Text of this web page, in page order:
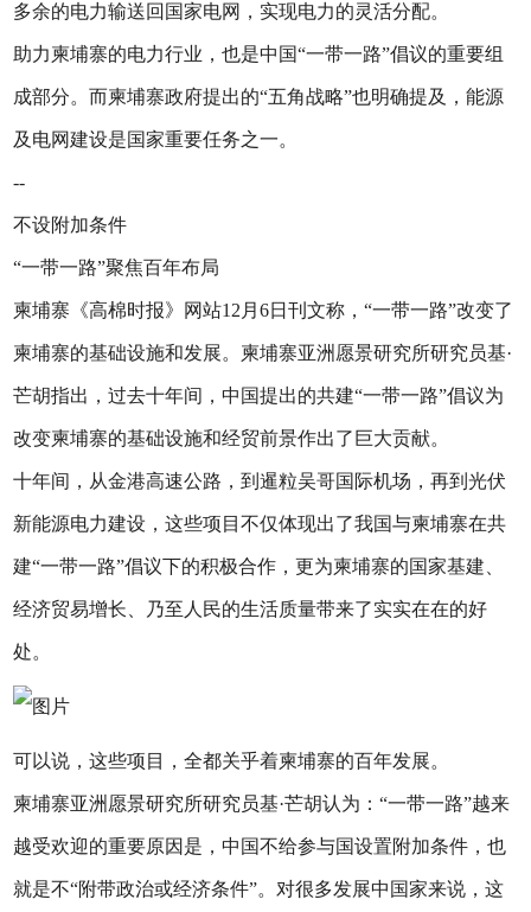
多余的电力输送回国家电网，实现电力的灵活分配。
助力柬埔寨的电力行业，也是中国“一带一路”倡议的重要组
成部分。而柬埔寨政府提出的“五角战略”也明确提及，能源
及电网建设是国家重要任务之一。
--
不设附加条件
“一带一路”聚焦百年布局
柬埔寨《高棉时报》网站12月6日刊文称，“一带一路”改变了
柬埔寨的基础设施和发展。柬埔寨亚洲愿景研究所研究员基·
芒胡指出，过去十年间，中国提出的共建“一带一路”倡议为
改变柬埔寨的基础设施和经贸前景作出了巨大贡献。
十年间，从金港高速公路，到暹粒吴哥国际机场，再到光伏
新能源电力建设，这些项目不仅体现出了我国与柬埔寨在共
建“一带一路”倡议下的积极合作，更为柬埔寨的国家基建、
经济贸易增长、乃至人民的生活质量带来了实实在在的好
处。
可以说，这些项目，全都关乎着柬埔寨的百年发展。
柬埔寨亚洲愿景研究所研究员基·芒胡认为：“一带一路”越来
越受欢迎的重要原因是，中国不给参与国设置附加条件，也
就是不“附带政治或经济条件”。对很多发展中国家来说，这